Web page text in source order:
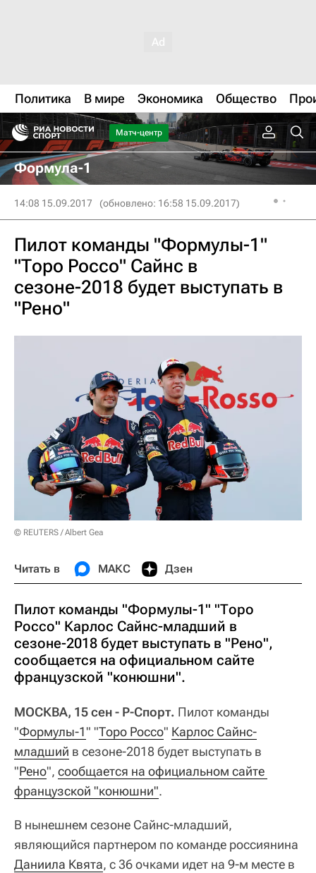
Политика В мире Экономика Общество
Матч-центр
Формула-1
14:08 15.09.2017 (обновлено: 16:58 15.09.2017)
Пилот команды "Формулы-1"
"Торо Россо" Сайнс в
сезоне-2018 будет выступать в
"Рено"
© REUTERS / Albert Gea
Читать в МАКС Дзен
Пилот команды "Формулы-1" "Торо
Россо" Карлос Сайнс-младший в
сезоне-2018 будет выступать в "Рено",
сообщается на официальном сайте
французской "конюшни".
МОСКВА, 15 сен - Р-Спорт. Пилот команды
"Формулы-1" "Торо Россо" Карлос Сайнс-
младший в сезоне-2018 будет выступать в
"Рено", сообщается на официальном сайте
французской "конюшни".
В нынешнем сезоне Сайнс-младший,
являющийся партнером по команде россиянина
Даниила Квята, с 36 очками идет на 9-м месте в